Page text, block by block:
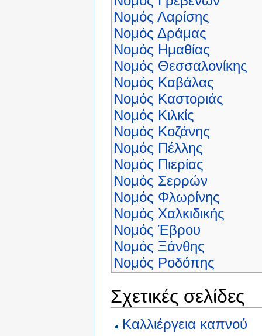
Νομός Λαρίσης
Νομός Δράμας
Νομός Ημαθίας
Νομός Θεσσαλονίκης
Νομός Καβάλας
Νομός Καστοριάς
Νομός Κιλκίς
Νομός Κοζάνης
Νομός Πέλλης
Νομός Πιερίας
Νομός Σερρών
Νομός Φλωρίνης
Νομός Χαλκιδικής
Νομός Έβρου
Νομός Ξάνθης
Νομός Ροδόπης
Σχετικές σελίδες
Καλλιέργεια καπνού